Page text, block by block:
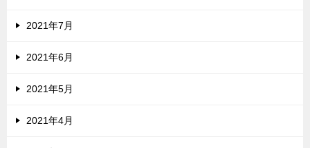
2021年7月
2021年6月
2021年5月
2021年4月